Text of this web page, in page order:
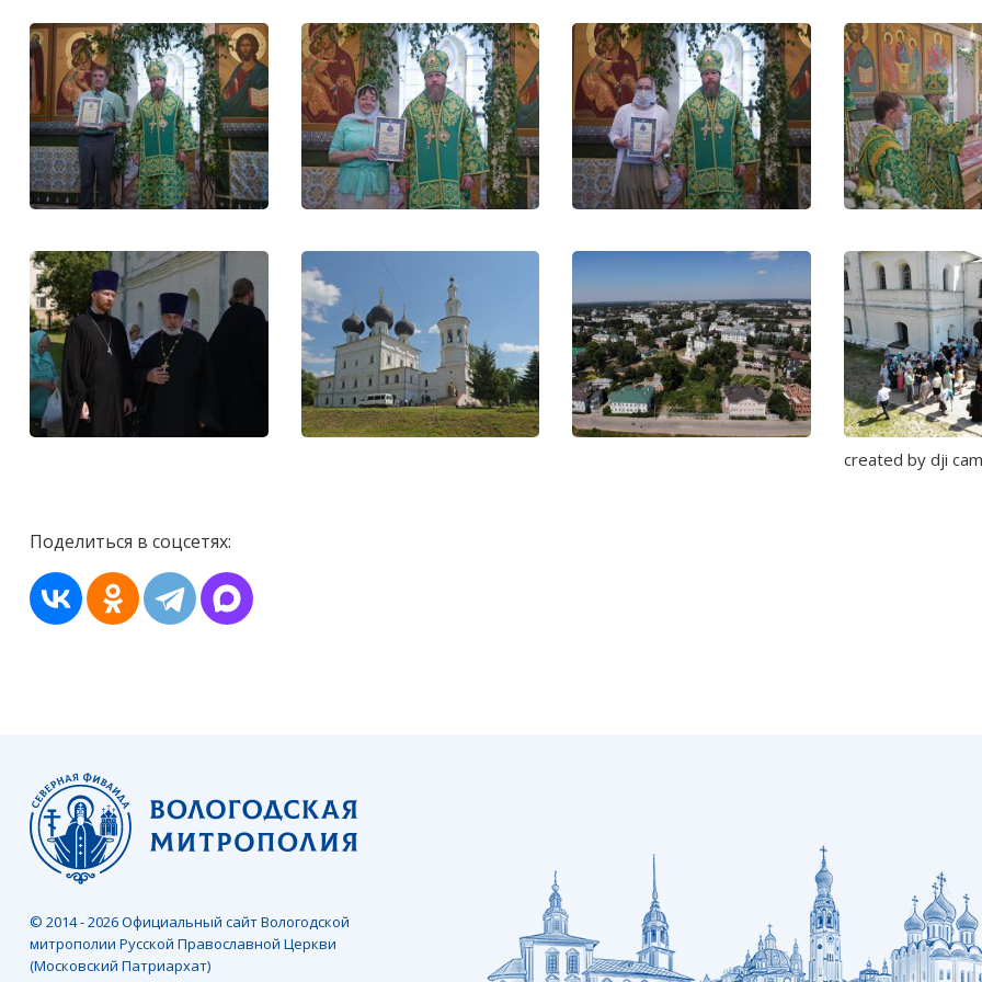
created by dji
Поделиться в соцсетях:
© 2014 - 2026 Официальный сайт Вологодской
митрополии Русской Православной Церкви
(Московский Патриархат)